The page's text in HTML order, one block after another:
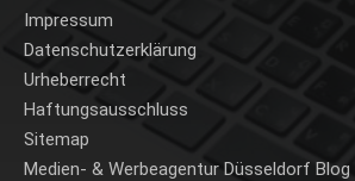
Impressum
Datenschutzerklärung
Urheberrecht
Haftungsausschluss
Sitemap
Medien- & Werbeagentur Düsseldorf Blog